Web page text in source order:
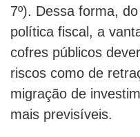
7º). Dessa forma,
política fiscal, a
cofres públicos
riscos como de
migração de
mais previsíveis.